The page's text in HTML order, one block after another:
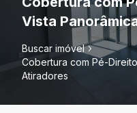
Vista
Buscar imóvel
Cobertura com Pé-
Atiradores